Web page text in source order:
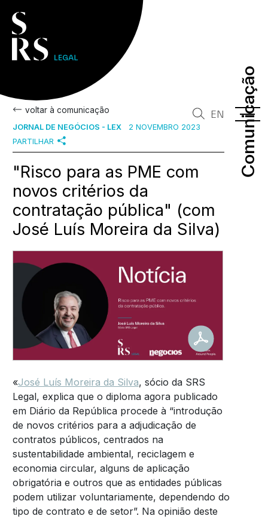
Comunicação
Comunicação
EN
voltar à comunicação
JORNAL DE NEGÓCIOS - LEX
2 NOVEMBRO 2023
PARTILHAR
"Risco para as PME com
novos critérios da
contratação pública" (com
José Luís Moreira da Silva)
«José Luís Moreira da Silva, sócio da SRS
Legal, explica que o diploma agora publicado
em Diário da República procede à “introdução
de novos critérios para a adjudicação de
contratos públicos, centrados na
sustentabilidade ambiental, reciclagem e
economia circular, alguns de aplicação
obrigatória e outros que as entidades públicas
podem utilizar voluntariamente, dependendo do
tipo de contrato e de setor”. Na opinião deste